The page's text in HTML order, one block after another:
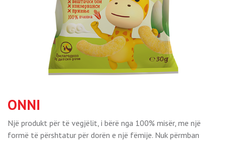
ONNI
Një produkt për të vegjëlit, i bërë nga 100% misër, me një
formë të përshtatur për dorën e një fëmije. Nuk përmban